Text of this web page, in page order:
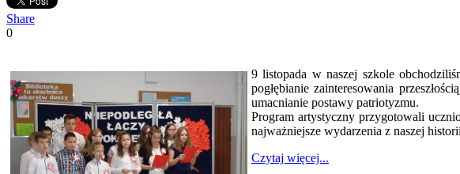
Share
0
9 listopada w naszej szkole
pogłębianie zainteresowania
umacnianie postawy patriotyzmu.
Program artystyczny przygotowali
najważniejsze wydarzenia z naszej
Czytaj więcej...